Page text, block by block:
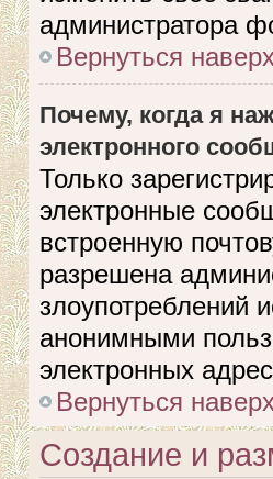
администратора
Вернуться
Почему, когда я
электронного
Только
электронные
встроенную
разрешена
злоупотреблений
анонимными
электронных
Вернуться
Создание и